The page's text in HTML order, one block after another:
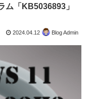
ム「KB5036893」
2024.04.12 Blog Admin